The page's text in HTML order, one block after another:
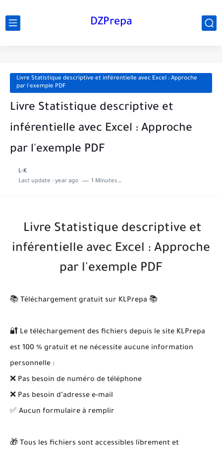
DZPrepa
Livre Statistique descriptive et inférentielle avec Excel : Approche
par l'exemple PDF
Livre Statistique descriptive et
inférentielle avec Excel : Approche
par l'exemple PDF
L-K
Last update : year ago 1 Minutes to read
Livre Statistique descriptive et
inférentielle avec Excel : Approche
par l'exemple PDF
📚 Téléchargement gratuit sur KLPrepa 📚
🔐 Le téléchargement des fichiers depuis le site KLPrepa
est 100 % gratuit et ne nécessite aucune information
personnelle :
❌ Pas besoin de numéro de téléphone
❌ Pas besoin d’adresse e-mail
✅ Aucun formulaire à remplir
🎁 Tous les fichiers sont accessibles librement et